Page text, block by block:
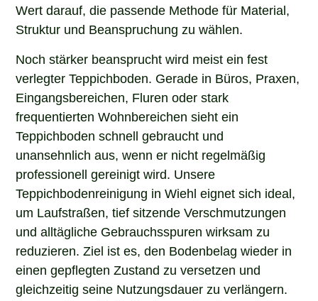
Wert darauf, die passende Methode für Material,
Struktur und Beanspruchung zu wählen.
Noch stärker beansprucht wird meist ein fest
verlegter Teppichboden. Gerade in Büros, Praxen,
Eingangsbereichen, Fluren oder stark
frequentierten Wohnbereichen sieht ein
Teppichboden schnell gebraucht und
unansehnlich aus, wenn er nicht regelmäßig
professionell gereinigt wird. Unsere
Teppichbodenreinigung in Wiehl eignet sich ideal,
um Laufstraßen, tief sitzende Verschmutzungen
und alltägliche Gebrauchsspuren wirksam zu
reduzieren. Ziel ist es, den Bodenbelag wieder in
einen gepflegten Zustand zu versetzen und
gleichzeitig seine Nutzungsdauer zu verlängern.